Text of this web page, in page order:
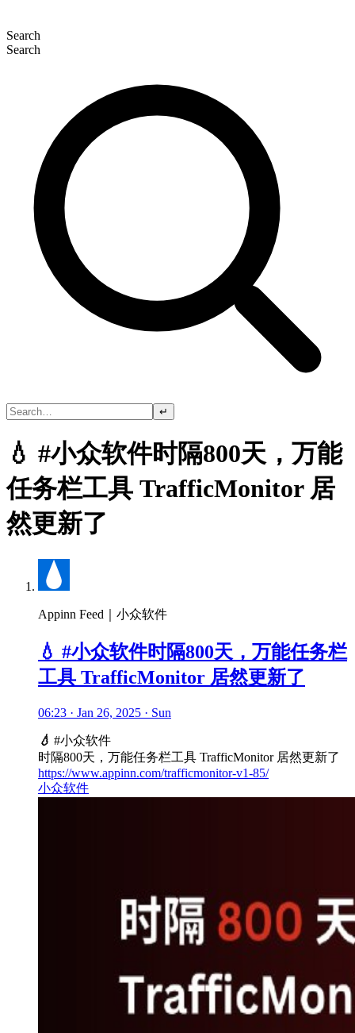
Search
Search
↵
💧 #小众软件时隔800天，万能
任务栏工具 TrafficMonitor 居
然更新了
Appinn Feed｜小众软件
💧 #小众软件时隔800天，万能任务栏
工具 TrafficMonitor 居然更新了
06:23 · Jan 26, 2025 · Sun
💧 #小众软件
时隔800天，万能任务栏工具 TrafficMonitor 居然更新了
https://www.appinn.com/trafficmonitor-v1-85/
小众软件